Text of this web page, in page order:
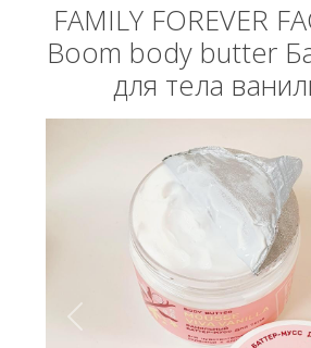
FAMILY FOREVER
Boom body butter
для тела
Вперёд